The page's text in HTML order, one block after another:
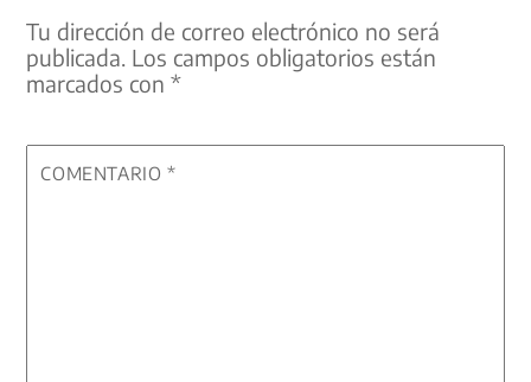
Tu dirección de correo electrónico no será
publicada. Los campos obligatorios están
marcados con*
COMENTARIO*